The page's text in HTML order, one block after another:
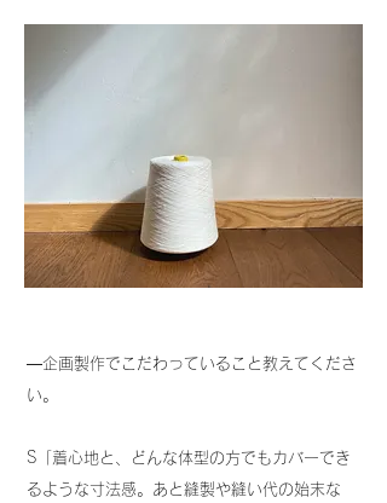
―企画製作でこだわっていること教えてくださ
い。
S「着心地と、どんな体型の方でもカバーでき
るような寸法感。あと縫製や縫い代の始末な